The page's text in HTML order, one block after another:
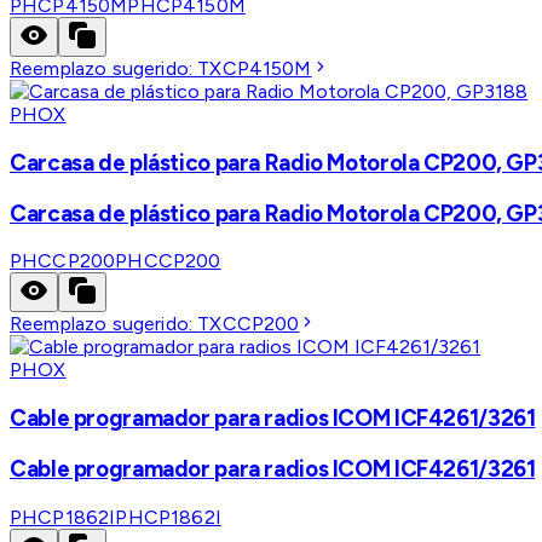
PHCP4150MPHCP4150M
Reemplazo sugerido: TXCP4150M
PHOX
Carcasa de plástico para Radio Motorola CP200,
Carcasa de plástico para Radio Motorola CP200,
PHCCP200PHCCP200
Reemplazo sugerido: TXCCP200
PHOX
Cable programador para radios ICOM ICF4261/3261
Cable programador para radios ICOM ICF4261/3261
PHCP1862IPHCP1862I